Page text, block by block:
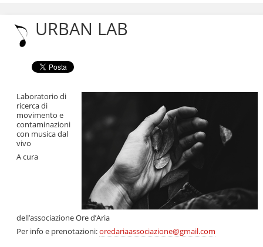
Salta
navigazione
URBAN LAB
Laboratorio di
ricerca di
movimento e
contaminazioni
con musica dal
vivo
A cura
dell’associazione Ore d’Aria
Per info e prenotazioni:oredariaassociazione@gmail.com